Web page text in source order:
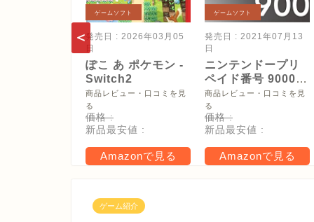
ゲームソフト
発売日 : 2026年03月05
日
ぽこ あ ポケモン -
Switch2
商品レビュー・口コミを見
る
価格 :
新品最安値 :
Amazonで見る
ゲームソフト
発売日 : 2021年07月13
日
ニンテンドープリ
ペイド番号 9000
円|オンラインコー
ド版
商品レビュー・口コミを見
る
価格 :
新品最安値 :
Amazonで見る
ゲーム紹介